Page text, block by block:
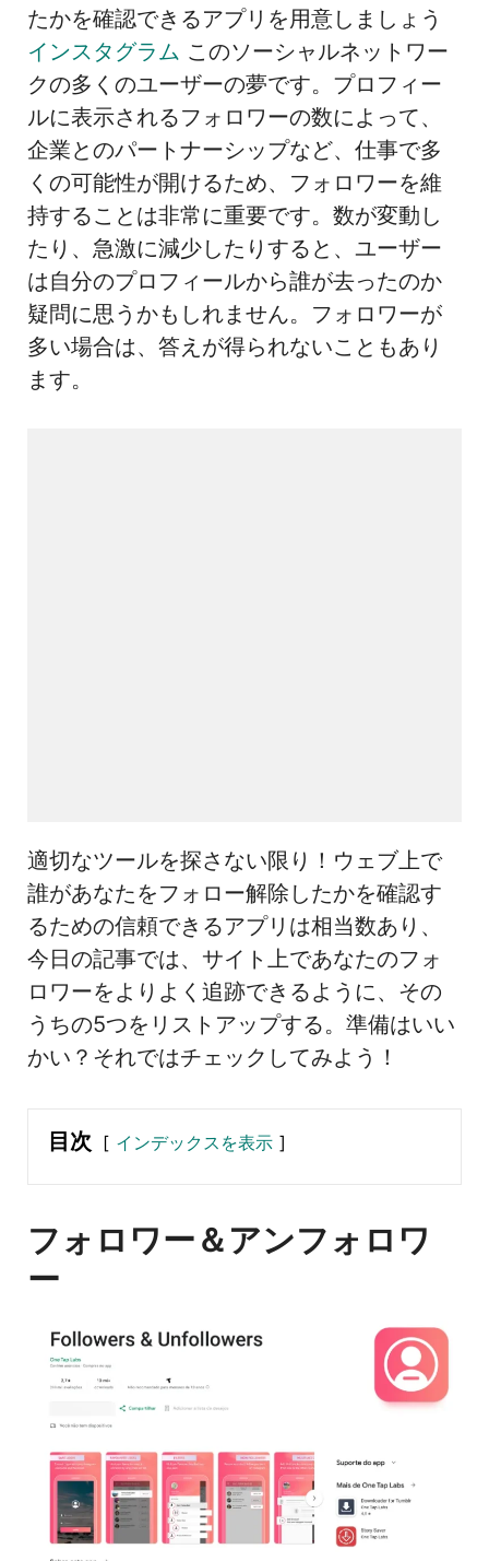
たかを確認できるアプリを用意しましょう
インスタグラム このソーシャルネットワー
クの多くのユーザーの夢です。プロフィー
ルに表示されるフォロワーの数によって、
企業とのパートナーシップなど、仕事で多
くの可能性が開けるため、フォロワーを維
持することは非常に重要です。数が変動し
たり、急激に減少したりすると、ユーザー
は自分のプロフィールから誰が去ったのか
疑問に思うかもしれません。フォロワーが
多い場合は、答えが得られないこともあり
ます。
適切なツールを探さない限り！ウェブ上で
誰があなたをフォロー解除したかを確認す
るための信頼できるアプリは相当数あり、
今日の記事では、サイト上であなたのフォ
ロワーをよりよく追跡できるように、その
うちの5つをリストアップする。準備はいい
かい？それではチェックしてみよう！
目次 インデックスを表示
フォロワー＆アンフォロワ
ー